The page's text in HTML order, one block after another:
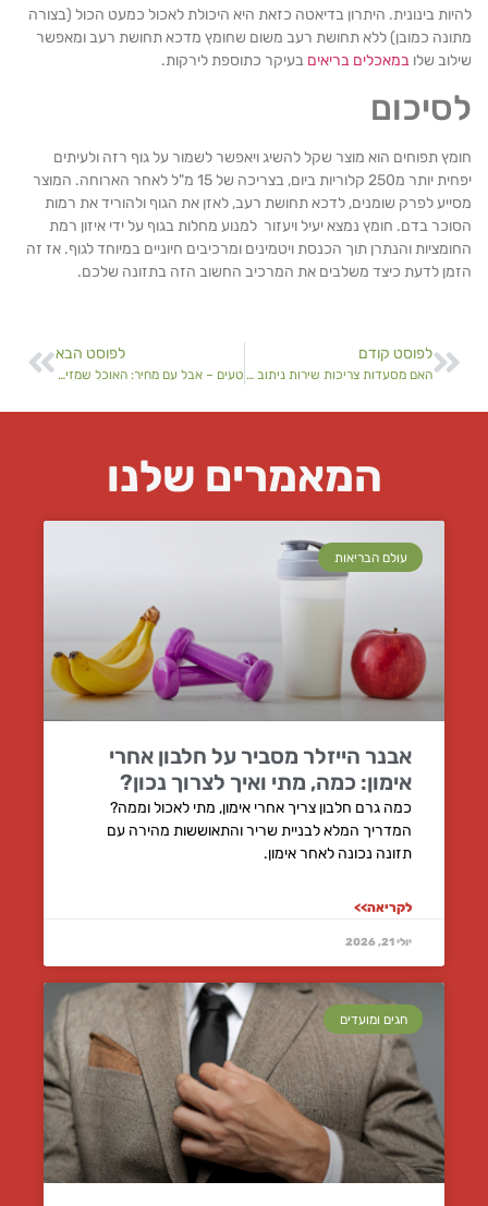
בינונית. היתרון בדיאטה כזאת היא היכולת לאכול כמעט הכול (בצורה
כמובן) ללא תחושת רעב משום שחומץ מדכא תחושת רעב ומאפשר
שלובמאכלים בריאיםבעיקר כתוספת לירקות.
תפוחים הוא מוצר שקל להשיג ויאפשר לשמור על גוף רזה ולעיתים
יפחית יותר מ250 קלוריות ביום, בצריכה של 15 מ"ל לאחר הארוחה. המוצר
לפרק שומנים, לדכא תחושת רעב, לאזן את הגוף ולהוריד את רמות
בדם. חומץ נמצא יעיל ויעזור למנוע מחלות בגוף על ידי איזון רמת
והנתרן תוך הכנסת ויטמינים ומרכיבים חיוניים במיוחד לגוף. אז זה
לדעת כיצד משלבים את המרכיב החשוב הזה בתזונה שלכם.
לפוסט קודם
האם מסעדות צריכות שירות ניתוב שיחות?
לפוסט הבא
טעים – אבל עם מחיר: האוכל שמזיק לשיניים שלכם
המאמרים שלנו
עולם הבריאות
אבנר הייזלר מסביר על חלבון אחרי
אימון: כמה, מתי ואיך לצרוך נכון?
כמה גרם חלבון צריך אחרי אימון, מתי לאכול וממה?
המדריך המלא לבניית שריר והתאוששות מהירה עם
תזונה נכונה לאחר אימון.
לקריאה>>
חגים ומועדים